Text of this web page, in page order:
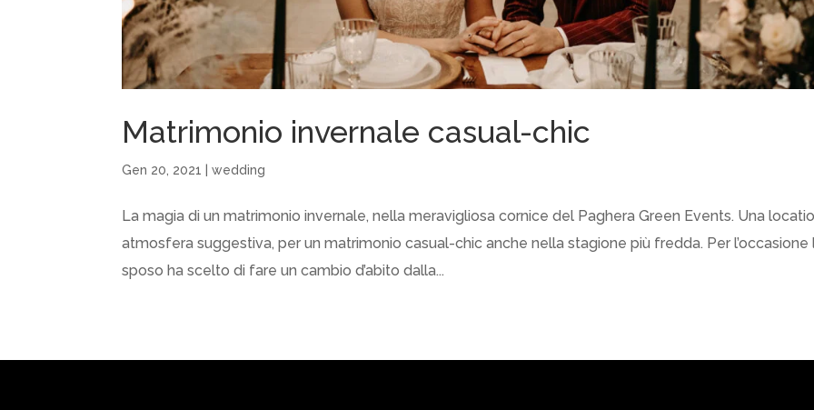
Matrimonio invernale casual-chic
Gen 20, 2021 |wedding
La magia di un matrimonio invernale, nella meravigliosa cornice del Paghera Green Events. Una
atmosfera suggestiva, per un matrimonio casual-chic anche nella stagione più fredda. Per l’occasione
sposo ha scelto di fare un cambio d’abito dalla...